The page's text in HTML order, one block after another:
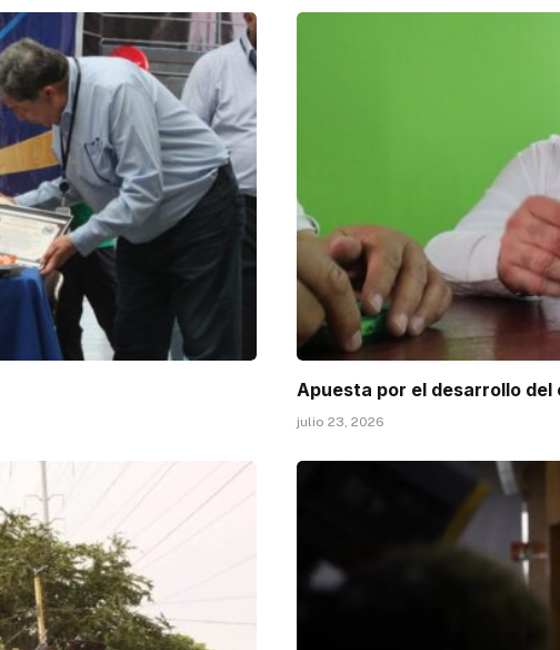
Apuesta por el desarrollo
julio 23, 2026